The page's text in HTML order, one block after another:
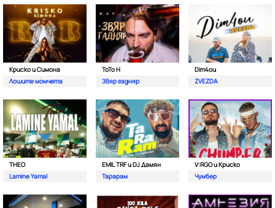
Криско и Симона
Лошите момчета
ToTo H
Звяр гадняр
Dim4ou
ZVEZDA
THEO
Lamine Yamal
EMIL TRF и DJ Дамян
Тарарам
V:RGO и Криско
Чумбер